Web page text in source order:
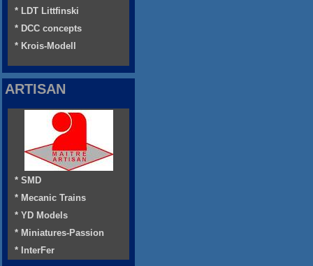
* LDT Littfinski
* DCC concepts
* Krois-Modell
ARTISAN
* SMD
* Mecanic Trains
* YD Models
* Miniatures-Passion
* InterFer